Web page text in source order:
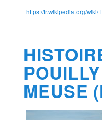
https://fr.wikipedia.org/wiki/
MEUSE